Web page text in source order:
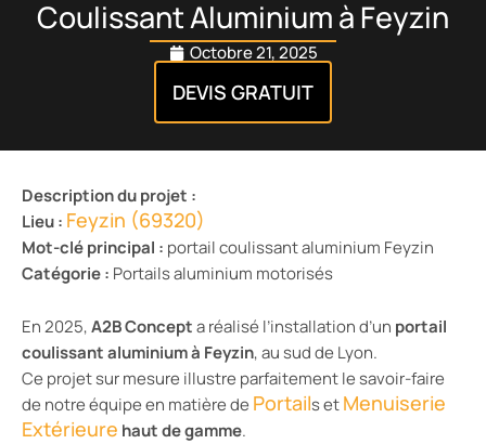
Coulissant Aluminium à Feyzin
Octobre 21, 2025
DEVIS GRATUIT
Description du projet :
Lieu : Feyzin (69320)
Mot-clé principal : portail coulissant aluminium Feyzin
Catégorie : Portails aluminium motorisés
En 2025,A2B Concepta réalisé l’installation d’un portail
coulissant aluminium à Feyzin, au sud de Lyon.
Ce projet sur mesure illustre parfaitement le savoir-faire
de notre équipe en matière de Portails etMenuiserie
Extérieure haut de gamme.